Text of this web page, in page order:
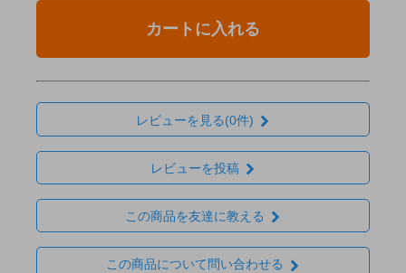
カートに入れる
レビューを見る(0件)
レビューを投稿
この商品を友達に教える
この商品について問い合わせる